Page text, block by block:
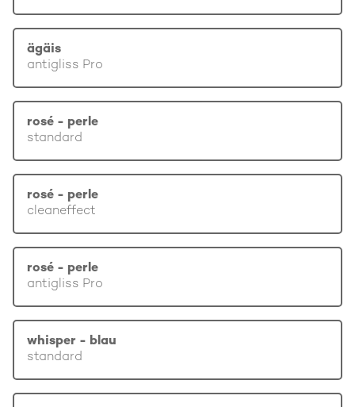
ägäis
antigliss Pro
rosé - perle
standard
rosé - perle
cleaneffect
rosé - perle
antigliss Pro
whisper - blau
standard